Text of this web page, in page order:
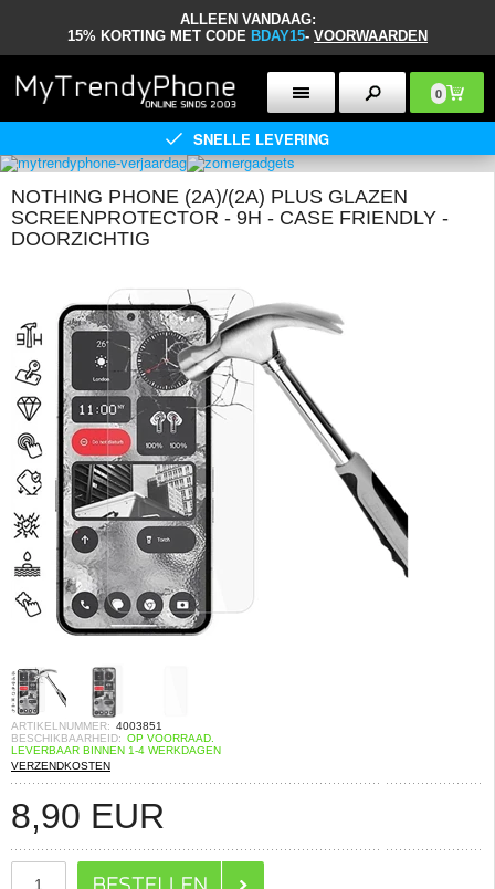
ALLEEN VANDAAG:
15% KORTING MET CODE BDAY15- VOORWAARDEN
0
SNELLE LEVERING
NOTHING PHONE (2A)/(2A) PLUS GLAZEN
SCREENPROTECTOR - 9H - CASE FRIENDLY -
DOORZICHTIG
ARTIKELNUMMER: 4003851
BESCHIKBAARHEID: OP VOORRAAD.
LEVERBAAR BINNEN 1-4 WERKDAGEN
VERZENDKOSTEN
8,90 EUR